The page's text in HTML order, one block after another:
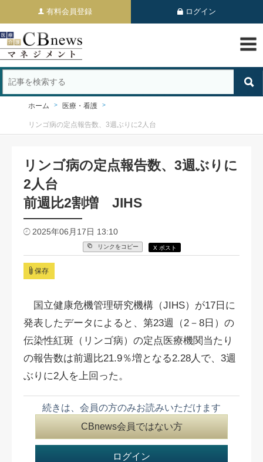
有料会員登録 ログイン
ホーム 医療・看護
リンゴ病の定点報告数、3週ぶりに2人台
リンゴ病の定点報告数、3週ぶりに
2人台
前週比2割増 JIHS
2025年06月17日 13:10
リンクをコピー X ポスト
保存
国立健康危機管理研究機構（JIHS）が17日に
発表したデータによると、第23週（2－8日）の
伝染性紅斑（リンゴ病）の定点医療機関当たり
の報告数は前週比21.9％増となる2.28人で、3週
ぶりに2人を上回った。
続きは、会員の方のみお読みいただけます
CBnews会員ではない方
ログイン